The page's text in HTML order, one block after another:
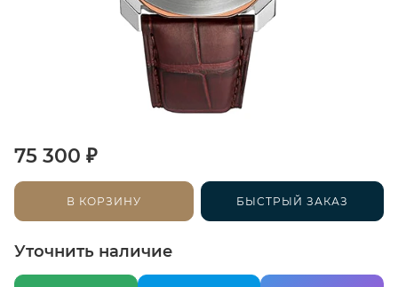
75 300 ₽
В КОРЗИНУ БЫСТРЫЙ ЗАКАЗ
Уточнить наличие